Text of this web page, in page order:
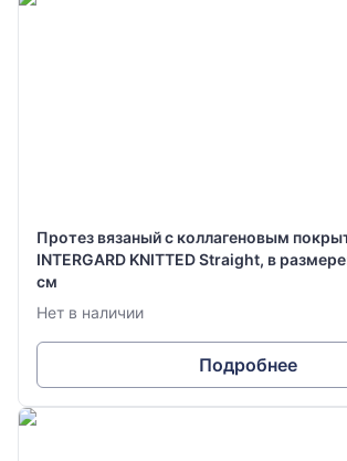
Протез вязаный с коллагеновым
INTERGARD KNITTED Straight, в
см
Нет в наличии
Подробнее